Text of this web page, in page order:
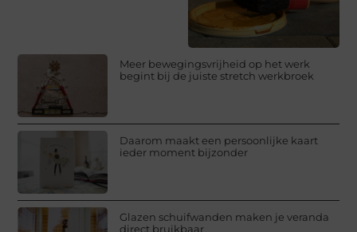
Meer bewegingsvrijheid op het werk
begint bij de juiste stretch werkbroek
Daarom maakt een persoonlijke kaart
ieder moment bijzonder
Glazen schuifwanden maken je veranda
direct bruikbaar